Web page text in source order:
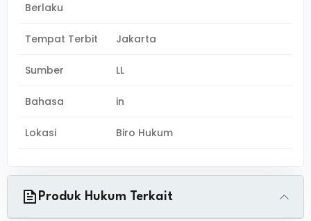
Berlaku
Tempat Terbit Jakarta
Sumber LL
Bahasa in
Lokasi Biro Hukum
Produk Hukum Terkait